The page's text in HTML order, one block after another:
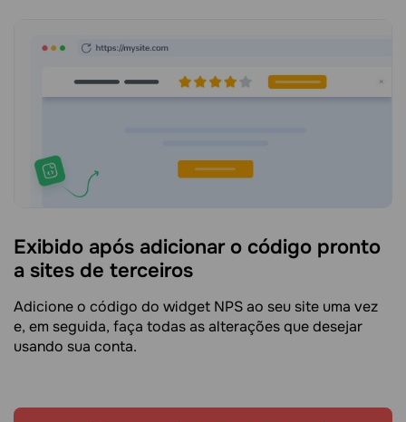
Exibido após adicionar o código pronto
a sites de terceiros
Adicione o código do widget NPS ao seu site uma vez
e, em seguida, faça todas as alterações que desejar
usando sua conta.